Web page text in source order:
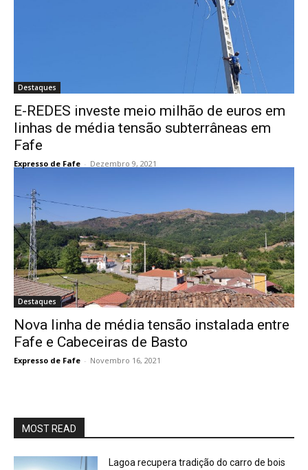
Destaques
E-REDES investe meio milhão de euros em
linhas de média tensão subterrâneas em
Fafe
Expresso de Fafe - Dezembro 9, 2021
Destaques
Nova linha de média tensão instalada entre
Fafe e Cabeceiras de Basto
Expresso de Fafe - Novembro 16, 2021
MOST READ
Lagoa recupera tradição do carro de bois